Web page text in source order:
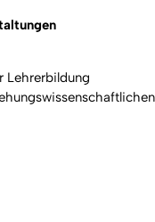
Lehrerbildung